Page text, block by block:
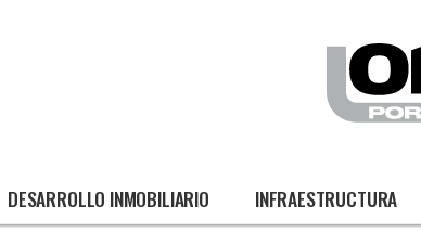
DESARROLLO INMOBILIARIO INFRAESTRUCTURA